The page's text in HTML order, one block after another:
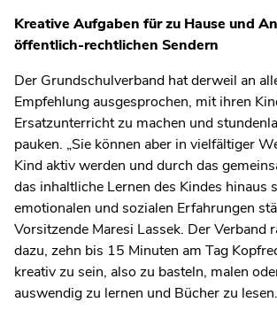
Kreative Aufgaben für zu Hause und
öffentlich-rechtlichen Sendern
Der Grundschulverband hat derweil an
Empfehlung ausgesprochen, mit ihren
Ersatzunterricht zu machen und
pauken. „Sie können aber in vielfältiger
Kind aktiv werden und durch das
das inhaltliche Lernen des Kindes hinaus
emotionalen und sozialen Erfahrungen
Vorsitzende Maresi Lassek. Der Verband
dazu, zehn bis 15 Minuten am Tag
kreativ zu sein, also zu basteln, malen
auswendig zu lernen und Bücher zu lesen.